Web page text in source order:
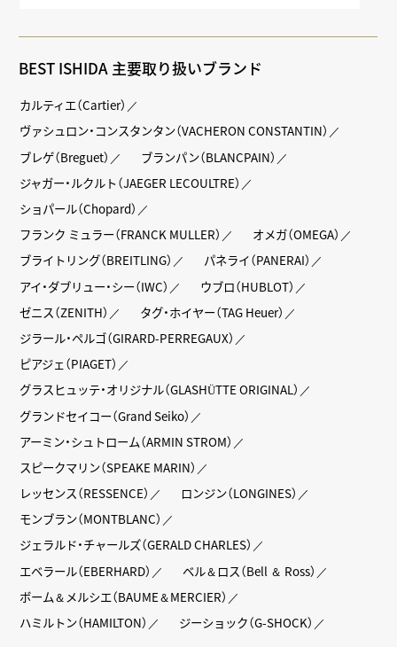
BEST ISHIDA 主要取り扱いブランド
カルティエ（Cartier）
ヴァシュロン・コンスタンタン（VACHERON CONSTANTIN）
ブレゲ（Breguet）
ブランパン（BLANCPAIN）
ジャガー・ルクルト（JAEGER LECOULTRE）
ショパール（Chopard）
フランク ミュラー（FRANCK MULLER）
オメガ（OMEGA）
ブライトリング（BREITLING）
パネライ（PANERAI）
アイ・ダブリュー・シー（IWC）
ウブロ（HUBLOT）
ゼニス（ZENITH）
タグ・ホイヤー（TAG Heuer）
ジラール・ペルゴ（GIRARD-PERREGAUX）
ピアジェ（PIAGET）
グラスヒュッテ・オリジナル（GLASHÜTTE ORIGINAL）
グランドセイコー（Grand Seiko）
アーミン・シュトローム（ARMIN STROM）
スピークマリン（SPEAKE MARIN）
レッセンス（RESSENCE）
ロンジン（LONGINES）
モンブラン（MONTBLANC）
ジェラルド・チャールズ（GERALD CHARLES）
エベラール（EBERHARD）
ベル＆ロス（Bell ＆ Ross）
ボーム＆メルシエ（BAUME＆MERCIER）
ハミルトン（HAMILTON）
ジーショック（G-SHOCK）